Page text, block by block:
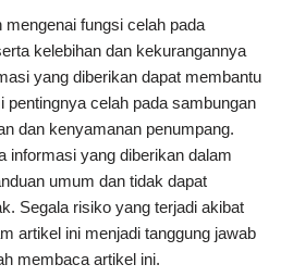
fungsi celah pada
kelebihan dan kekurangannya
yang diberikan dapat membantu
celah pada sambungan
dan kenyamanan penumpang.
informasi yang diberikan dalam
umum dan tidak dapat
Segala risiko yang terjadi akibat
artikel ini menjadi tanggung jawab
membaca artikel ini.